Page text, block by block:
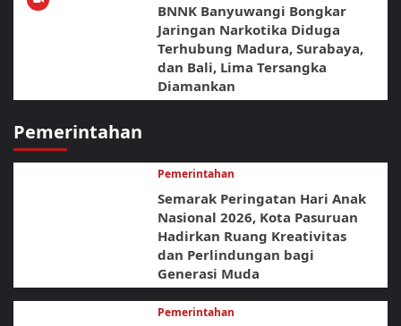
BNNK Banyuwangi Bongkar
Jaringan Narkotika Diduga
Terhubung Madura, Surabaya,
dan Bali, Lima Tersangka
Diamankan
Pemerintahan
Pemerintahan
Semarak Peringatan Hari Anak
Nasional 2026, Kota Pasuruan
Hadirkan Ruang Kreativitas
dan Perlindungan bagi
Generasi Muda
Pemerintahan